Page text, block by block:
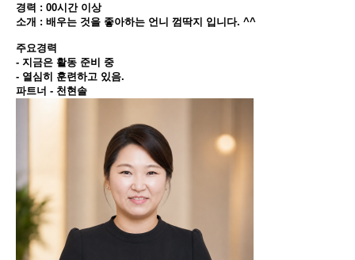
경력 : 00시간 이상
소개 : 배우는 것을 좋아하는 언니 껌딱지 입니다. ^^
주요경력
- 지금은 활동 준비 중
- 열심히 훈련하고 있음.
파트너 - 천현솔